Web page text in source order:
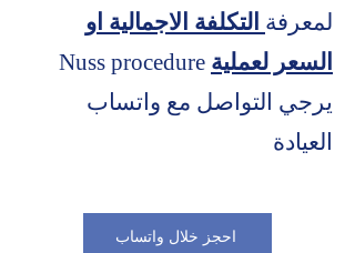
لمعرفة التكلفة الاجمالية او
السعر لعملية Nuss procedure
يرجي التواصل مع واتساب
العيادة
احجز خلال واتساب